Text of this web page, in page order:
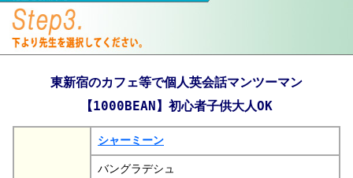
東新宿のカフェ等で個人英会話マンツーマン
【1000BEAN】初心者子供大人OK
シャーミーン
バングラデシュ